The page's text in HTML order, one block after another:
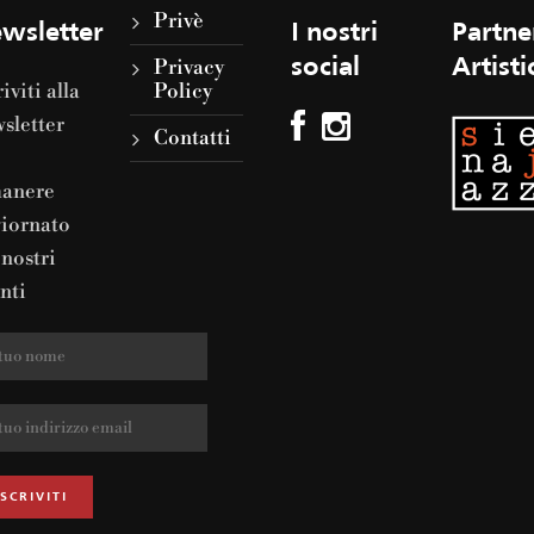
alla
Privè
Privacy
Policy
Contatti
I nostri
social